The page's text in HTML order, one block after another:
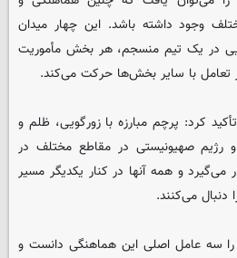
وجود داشته باشد. این چهار میدان
در یک تیم منسجم، هر بخش مأموریت
تعامل با سایر بخش‌ها حرکت می‌کند.
کرد: پرچم مبارزه با زورگویی، ظلم و
و رژیم صهیونیستی در مقاطع مختلف در
و همه آنها در کنار یکدیگر مسیر
دنبال می‌کنند.
را سه عامل اصلی این هماهنگی دانست و